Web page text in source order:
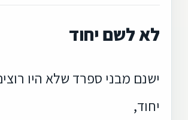
לא לשם יחוד
ישנם מבני ספרד שלא היו
יחוד,